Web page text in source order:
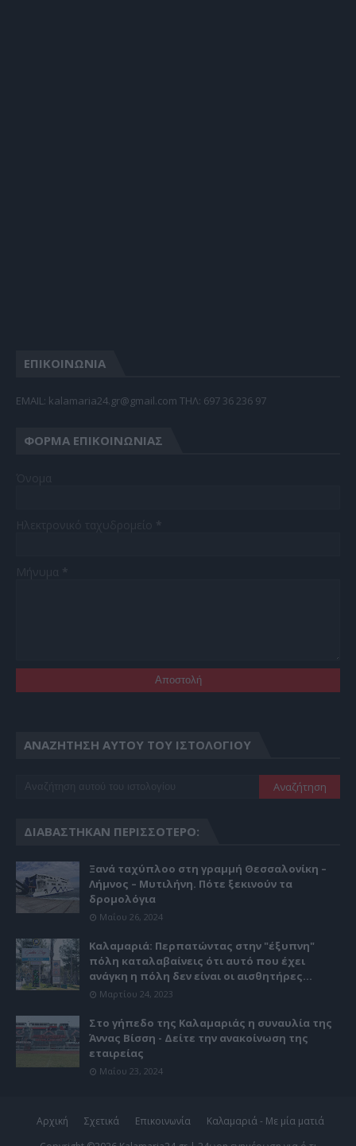
ΕΠΙΚΟΙΝΩΝΙΑ
EMAIL: kalamaria24.gr@gmail.com TΗΛ: 697 36 236 97
ΦΌΡΜΑ ΕΠΙΚΟΙΝΩΝΊΑΣ
ΑΝΑΖΉΤΗΣΗ ΑΥΤΟΎ ΤΟΥ ΙΣΤΟΛΟΓΊΟΥ
ΔΙΑΒΆΣΤΗΚΑΝ ΠΕΡΙΣΣΌΤΕΡΟ:
Ξανά ταχύπλοο στη γραμμή Θεσσαλονίκη –
Λήμνος – Μυτιλήνη. Πότε ξεκινούν τα
δρομολόγια
Μαΐου 26, 2024
Καλαμαριά: Περπατώντας στην "έξυπνη"
πόλη καταλαβαίνεις ότι αυτό που έχει
ανάγκη η πόλη δεν είναι οι αισθητήρες...
Μαρτίου 24, 2023
Στο γήπεδο της Καλαμαριάς η συναυλία της
Άννας Βίσση - Δείτε την ανακοίνωση της
εταιρείας
Μαΐου 23, 2024
Αρχική Σχετικά Επικοινωνία
Καλαμαριά - Με μία ματιά